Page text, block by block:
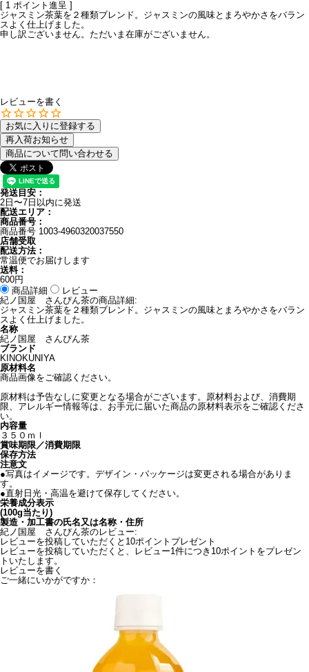
[ 1 ポイント進呈 ]
ジャスミン茶葉を２種類ブレンド。ジャスミンの風味とまろやかさをバラン
スよく仕上げました。
申し訳ございません。ただいま在庫がございません。
レビューを書く
お気に入りに登録する
再入荷お知らせ
商品について問い合わせる
発送目安：
2日〜7日以内に発送
配送エリア：
商品番号：
商品番号 1003-4960320037550
店舗受取
配送方法：
常温便でお届けします
送料：
600円
商品詳細
レビュー
紀ノ国屋 さんぴん茶の商品詳細:
ジャスミン茶葉を２種類ブレンド。ジャスミンの風味とまろやかさをバラン
スよく仕上げました。
名称
紀ノ国屋 さんぴん茶
ブランド
KINOKUNIYA
原材料名
商品画像をご確認ください。
原材料は予告なしに変更となる場合がございます。原材料および、消費期
限、アレルギー情報等は、お手元に届いた商品の原材料表示をご確認くださ
い。
内容量
３５０ｍｌ
賞味期限／消費期限
保存方法
注意文
●写真はイメージです。デザイン・パッケージは変更される場合がありま
す。
●直射日光・高温を避けて保存してください。
栄養成分表示
(100g当たり)
製造・加工書の氏名又は名称・住所
紀ノ国屋 さんぴん茶のレビュー:
レビューを投稿していただくと10ポイントプレゼント
レビューを投稿していただくと、レビュー1件につき10ポイントをプレゼン
トいたします。
レビューを書く
ご一緒にいかがですか：